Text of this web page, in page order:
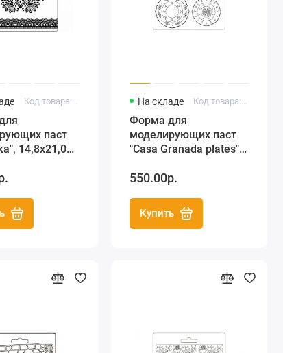
Код товара: K3PTA516
паст
14,8х21,0
На складе Код товара: K3PTA5605
Форма для
моделирующих паст
"Casa Granada plates",
Stamperia
550.00р.
Купить